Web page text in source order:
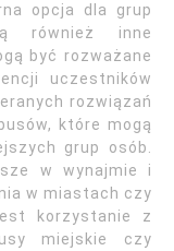
opcja dla grup
również inne
być rozważane
uczestników
rozwiązań
które mogą
grup osób.
w wynajmie i
w miastach czy
korzystanie z
miejskie czy